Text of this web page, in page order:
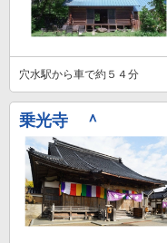
穴水駅から車で約５４分
乗光寺 ＾